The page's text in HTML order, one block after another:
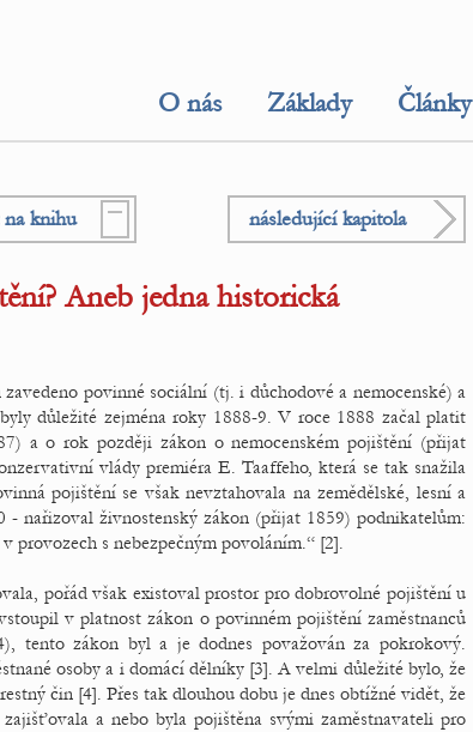
O nás Základy Články
na knihu následující kapitola
Aneb jedna historická
povinné sociální (tj. i důchodové a nemocenské) a
důležité zejména roky 1888-9. V roce 1888 začal platit
a o rok později zákon o nemocenském pojištění (přijat
vlády premiéra E. Taaffeho, která se tak snažila
pojištění se však nevztahovala na zemědělské, lesní a
nařizoval živnostenský zákon (přijat 1859) podnikatelům:
s nebezpečným povoláním.“ [2].
pořád však existoval prostor pro dobrovolné pojištění u
v platnost zákon o povinném pojištění zaměstnanců
tento zákon byl a je dodnes považován za pokrokový.
osoby a i domácí dělníky [3]. A velmi důležité bylo, že
čin [4]. Přes tak dlouhou dobu je dnes obtížné vidět, že
a nebo byla pojištěna svými zaměstnavateli pro